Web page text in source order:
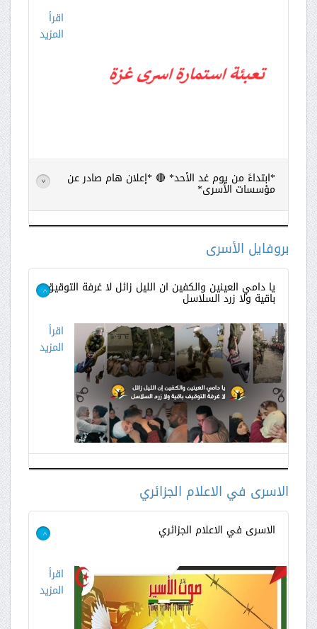
اقرأ
المزيد
*ابتداءً من يوم غد الأحد* 🔴 *إعلان هام صادر عن
مؤسسات الأسرى* >
اقرأ
بروفايل الأسرى
يا دامي العينين والكفين ان الليل زائل لا غرفة التوقيق
باقية ولا زرد السلاسل >
اقرأ
المزيد
الاسرى في الاعلام الجزائري
الاسرى في الاعلام الجزائري >
اقرأ
المزيد